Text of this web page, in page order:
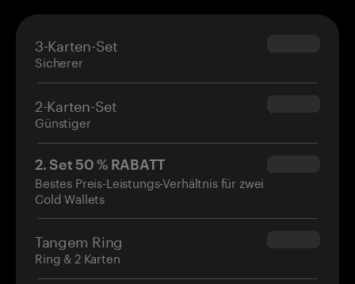
3-Karten-Set
Sicherer
$69.90
2-Karten-Set
Günstiger
$54.90
2. Set 50 % RABATT
Bestes Preis-Leistungs-Verhältnis für zwei
Cold Wallets
$34.95
Tangem Ring
Ring & 2 Karten
$160.00